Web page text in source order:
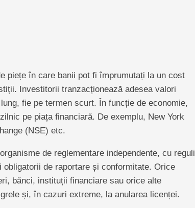
piețe în care banii pot fi împrumutați la un cost
Investitorii tranzacționează adesea valori
fie pe termen scurt. În funcție de economie,
pe piața financiară. De exemplu, New York
(NSE) etc.
de reglementare independente, cu reguli
de raportare și conformitate. Orice
bănci, instituții financiare sau orice alte
și, în cazuri extreme, la anularea licenței.